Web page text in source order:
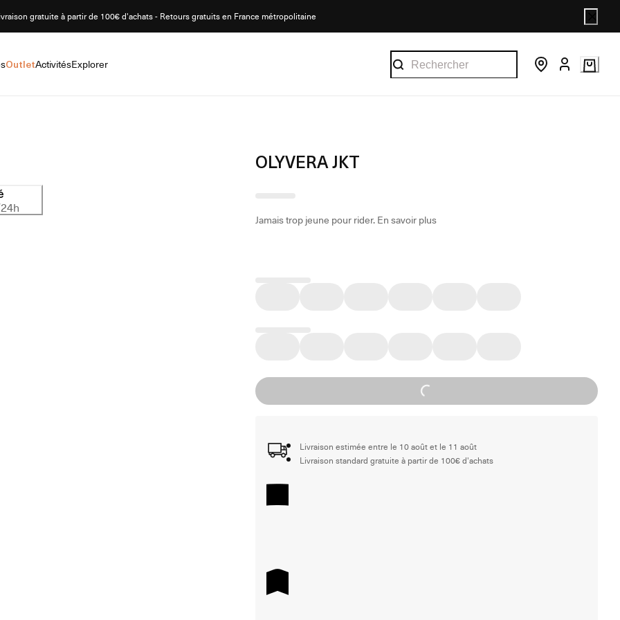
gratuite à partir de 100€ d'achats - Retours gratuits en France métropolitaine
OutletActivitésExplorer
OLYVERA JKT
Jamais trop jeune pour rider.En savoir plus
Loading...
Livraison estimée entre le 10 août et le 11 août
Livraison standard gratuite à partir de 100€ d'achats